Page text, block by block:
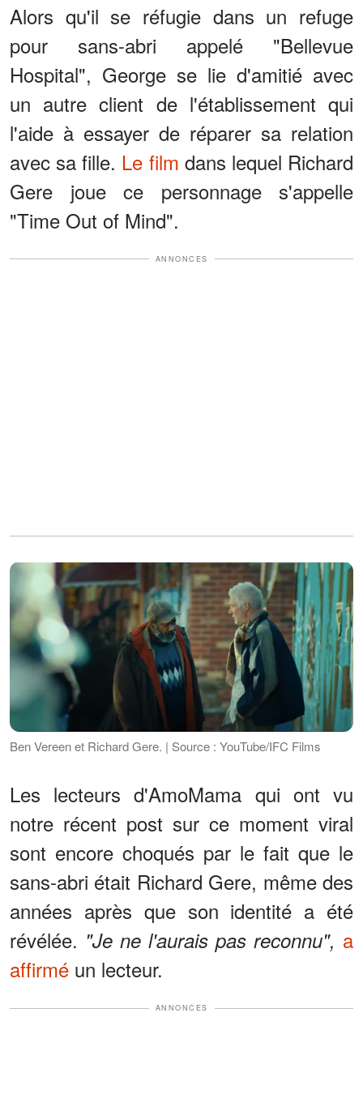
Alors qu'il se réfugie dans un refuge
pour sans-abri appelé "Bellevue
Hospital", George se lie d'amitié avec
un autre client de l'établissement qui
l'aide à essayer de réparer sa relation
avec sa fille. Le film dans lequel Richard
Gere joue ce personnage s'appelle
"Time Out of Mind".
ANNONCES
Ben Vereen et Richard Gere. | Source : YouTube/IFC Films
Les lecteurs d'AmoMama qui ont vu
notre récent post sur ce moment viral
sont encore choqués par le fait que le
sans-abri était Richard Gere, même des
années après que son identité a été
révélée. "Je ne l'aurais pas reconnu", a
affirmé un lecteur.
ANNONCES